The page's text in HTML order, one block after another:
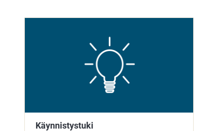
Käynnistystuki